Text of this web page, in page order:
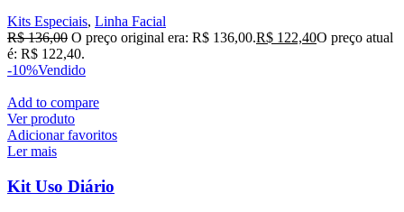
Kits Especiais, Linha Facial
R$136,00 O preço original era: R$ 136,00.R$ 122,40O preço atual
é: R$ 122,40.
-10%Vendido
Add to compare
Ver produto
Adicionar favoritos
Ler mais
Kit Uso Diário